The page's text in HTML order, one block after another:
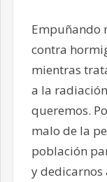
Empuñando
contra
mientras
a la
queremos.
malo de la
población
y dedicarnos